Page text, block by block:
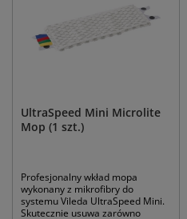
UltraSpeed Mini Microlite
Mop (1 szt.)
Profesjonalny wkład mopa
wykonany z mikrofibry do
systemu Vileda UltraSpeed Mini.
Skutecznie usuwa zarówno